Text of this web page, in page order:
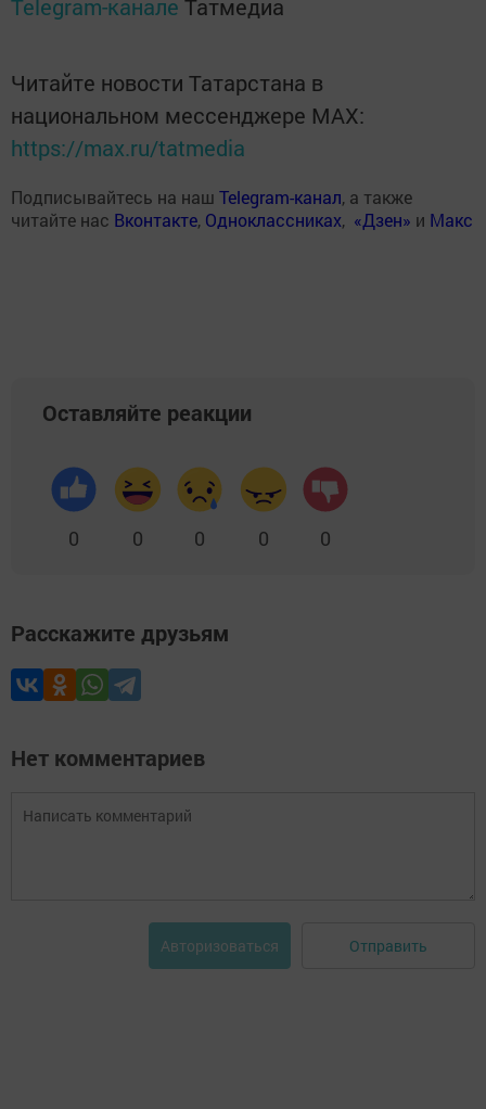
Telegram-канале Татмедиа
Читайте новости Татарстана в
национальном мессенджере MАХ:
https://max.ru/tatmedia
Подписывайтесь на наш Telegram-канал, а также
читайте нас Вконтакте, Одноклассниках, «Дзен» и Макс
Оставляйте реакции
0 0 0 0 0
Расскажите друзьям
Нет комментариев
Авторизоваться Отправить